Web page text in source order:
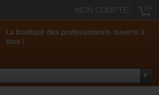
MON COMPTE
La boutique des professionnels ouverte à
tous !